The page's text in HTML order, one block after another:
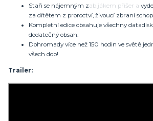
Staň se nájemným zabijákem příšer a
za dítětem z proroctví, živoucí zbraní
Kompletní edice obsahuje všechny
dodatečný obsah.
Dohromady více než 150 hodin ve světě
všech dob!
Trailer: